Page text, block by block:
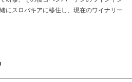
にスロバキアに移住し、現在のワイナリー